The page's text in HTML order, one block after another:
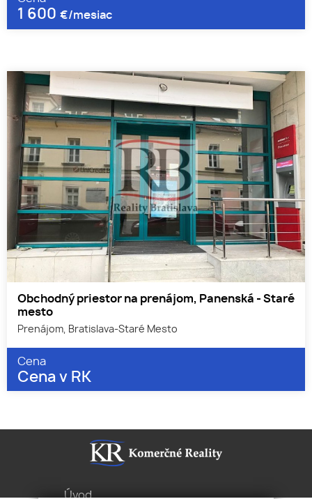
1 600 €/mesiac
Obchodný priestor na prenájom, Panenská - Staré
mesto
Prenájom, Bratislava-Staré Mesto
Cena
Cena v RK
Úvod